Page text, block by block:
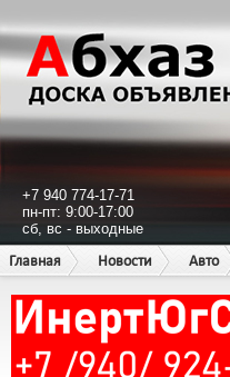
+7 940 774-17-71
пн-пт: 9:00-17:00
сб, вс - выходные
Главная
Новости Авто